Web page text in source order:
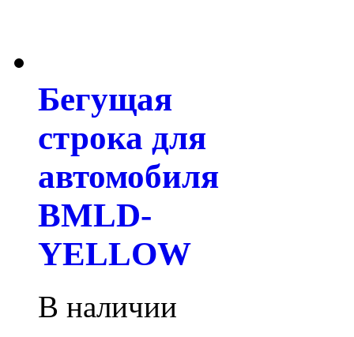
Бегущая
строка для
автомобиля
BMLD-
YELLOW
В наличии